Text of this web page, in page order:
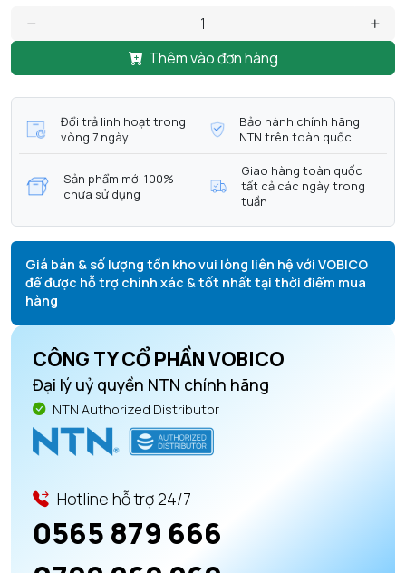
Thêm vào đơn hàng
Đổi trả linh hoạt trong
vòng 7 ngày
Bảo hành chính hãng
NTN trên toàn quốc
Sản phẩm mới 100%
chưa sử dụng
Giao hàng toàn quốc
tất cả các ngày trong
tuần
Giá bán & số lượng tồn kho vui lòng liên hệ với VOBICO
để được hỗ trợ chính xác & tốt nhất tại thời điểm mua
hàng
CÔNG TY CỔ PHẦN VOBICO
Đại lý uỷ quyền NTN chính hãng
NTN Authorized Distributor
Hotline hỗ trợ 24/7
0565 879 666